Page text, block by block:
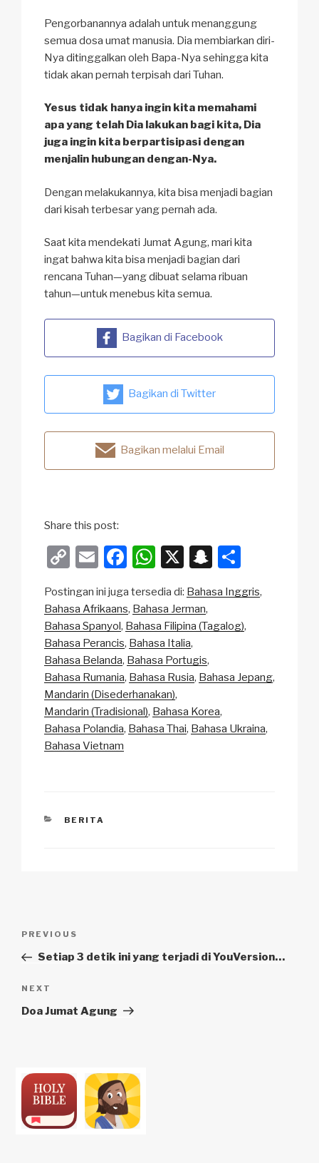
Pengorbanannya adalah untuk menanggung
semua dosa umat manusia. Dia membiarkan diri-
Nya ditinggalkan oleh Bapa-Nya sehingga kita
tidak akan pernah terpisah dari Tuhan.
Yesus tidak hanya ingin kita memahami
apa yang telah Dia lakukan bagi kita, Dia
juga ingin kita berpartisipasi dengan
menjalin hubungan dengan-Nya.
Dengan melakukannya, kita bisa menjadi bagian
dari kisah terbesar yang pernah ada.
Saat kita mendekati Jumat Agung, mari kita
ingat bahwa kita bisa menjadi bagian dari
rencana Tuhan—yang dibuat selama ribuan
tahun—untuk menebus kita semua.
Bagikan di Facebook
Bagikan di Twitter
Bagikan melalui Email
Share this post:
C
p
y
Li
n
k
E
ail
F
c
e
b
o
o
k
W
at
s
A
p
p
X
S
a
p
h
ar
e
Postingan ini juga tersedia di: Bahasa Inggris
Bahasa Afrikaans Bahasa Jerman
Bahasa Spanyol Bahasa Filipina (Tagalog)
Bahasa Perancis Bahasa Italia
Bahasa Belanda Bahasa Portugis
Bahasa Rumania Bahasa Rusia Bahasa Jepang
Mandarin (Disederhanakan)
Mandarin (Tradisional) Bahasa Korea
Bahasa Polandia Bahasa Thai Bahasa Ukraina
Bahasa Vietnam
CATEGORIES
BERITA
Previous
Post
PREVIOUS
Setiap 3 detik ini yang terjadi di YouVersion…
Next
Post
NEXT
Doa Jumat Agung